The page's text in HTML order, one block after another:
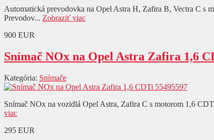
Automatická prevodovka na Opel Astra H, Zafira B, Vectra C s
Prevodov... Zobraziť viac
900 EUR
Snímač NOx na Opel Astra Zafira 1,6
Kategória: Snímače
Snímač NOx na vozidlá Opel Astra, Zafira C s motorom 1,6
viac
295 EUR